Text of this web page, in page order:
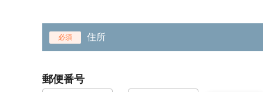
必須 住所
郵便番号